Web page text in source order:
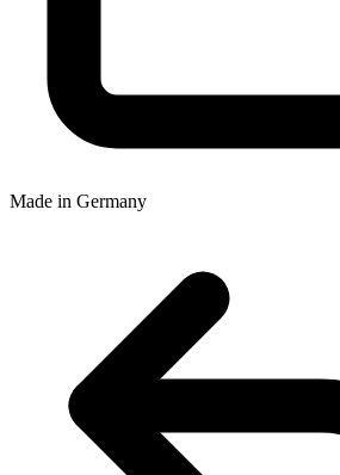
Made in Germany